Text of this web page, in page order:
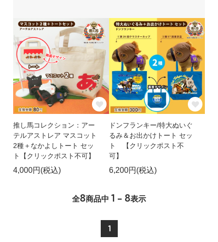
推し馬コレクション：アー
テルアストレア マスコット
2種＋なかよしトート セッ
ト【クリックポスト不可】
4,000円(税込)
ドンフランキー/特大ぬいぐ
るみ＆お出かけトート セッ
ト 【クリックポスト不
可】
6,200円(税込)
全8商品中 1 - 8表示
1